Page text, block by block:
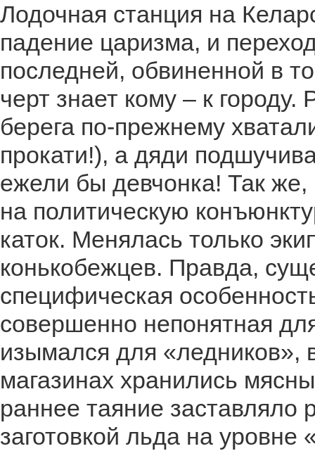
Лодочная станция на
падение царизма, и
последней, обвиненной в
черт знает кому – к
берега по-прежнему
прокати!), а дяди
ежели бы девчонка! Так же,
на политическую
каток. Менялась только
конькобежцев. Правда,
специфическая
совершенно непонятная
изымался для «ледников»,
магазинах хранились
раннее таяние заставляло
заготовкой льда на уровне